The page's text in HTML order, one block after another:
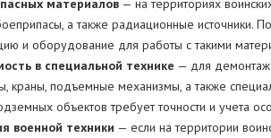
материалов — на территориях
а также радиационные источники.
и оборудование для работы с такими
в специальной технике — для
краны, подъемные механизмы, а также
объектов требует точности и учета
военной техники — если на территории